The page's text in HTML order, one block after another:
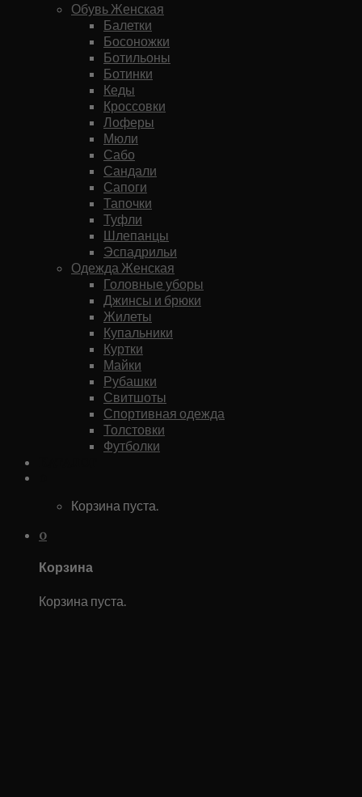
Обувь Женская
Балетки
Босоножки
Ботильоны
Ботинки
Кеды
Кроссовки
Лоферы
Мюли
Сабо
Сандали
Сапоги
Тапочки
Туфли
Шлепанцы
Эспадрильи
Одежда Женская
Головные уборы
Джинсы и брюки
Жилеты
Купальники
Куртки
Майки
Рубашки
Свитшоты
Спортивная одежда
Толстовки
Футболки
Корзина пуста.
0
Корзина
Корзина пуста.